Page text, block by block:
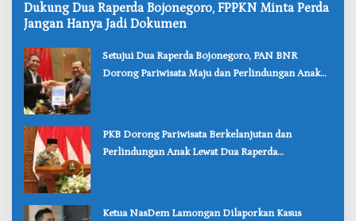
‎Dukung Dua Raperda Bojonegoro, FPPKN Minta Perda
Jangan Hanya Jadi Dokumen
‎Setujui Dua Raperda Bojonegoro, PAN BNR
Dorong Pariwisata Maju dan Perlindungan Anak
‎PKB Dorong Pariwisata Berkelanjutan dan
Perlindungan Anak Lewat Dua Raperda
‎Ketua NasDem Lamongan Dilaporkan Kasus